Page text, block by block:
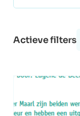
Actieve filters